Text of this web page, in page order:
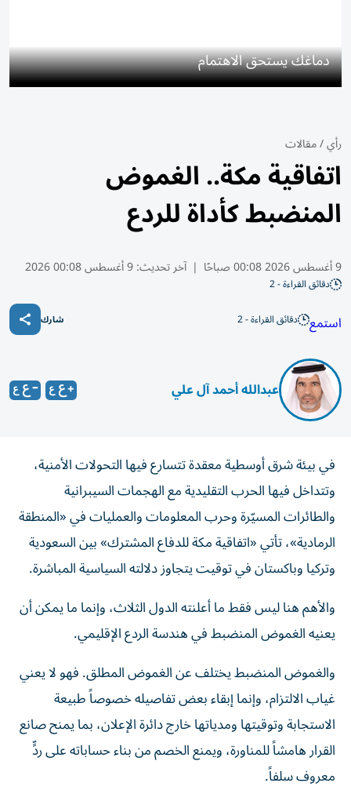
دماغك يستحق الاهتمام
رأي/مقالات
اتفاقية مكة.. الغموض
المنضبط كأداة للردع
9 أغسطس 2026 00:08 صباحًا | آخر تحديث:9 أغسطس 00:08 2026
دقائق القراءة - 2
استمع دقائق القراءة - 2 شارك
عبدالله أحمد آل علي
في بيئة شرق أوسطية معقدة تتسارع فيها التحولات الأمنية،
وتتداخل فيها الحرب التقليدية مع الهجمات السيبرانية
والطائرات المسيّرة وحرب المعلومات والعمليات في «المنطقة
الرمادية»، تأتي «اتفاقية مكة للدفاع المشترك» بين السعودية
وتركيا وباكستان في توقيت يتجاوز دلالته السياسية المباشرة.
والأهم هنا ليس فقط ما أعلنته الدول الثلاث، وإنما ما يمكن أن
يعنيه الغموض المنضبط في هندسة الردع الإقليمي.
والغموض المنضبط يختلف عن الغموض المطلق. فهو لا يعني
غياب الالتزام، وإنما إبقاء بعض تفاصيله خصوصاً طبيعة
الاستجابة وتوقيتها ومدياتها خارج دائرة الإعلان، بما يمنح صانع
القرار هامشاً للمناورة، ويمنع الخصم من بناء حساباته على ردٍّ
معروف سلفاً.